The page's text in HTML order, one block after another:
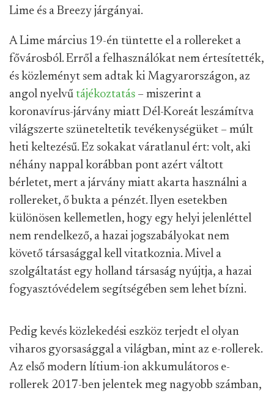
Lime és a Breezy járgányai.
A Lime március 19-én tüntette el a rollereket a
fővárosból. Erről a felhasználókat nem értesítették,
és közleményt sem adtak ki Magyarországon, az
angol nyelvű tájékoztatás – miszerint a
koronavírus-járvány miatt Dél-Koreát leszámítva
világszerte szüneteltetik tevékenységüket – múlt
heti keltezésű. Ez sokakat váratlanul ért: volt, aki
néhány nappal korábban pont azért váltott
bérletet, mert a járvány miatt akarta használni a
rollereket, ő bukta a pénzét. Ilyen esetekben
különösen kellemetlen, hogy egy helyi jelenléttel
nem rendelkező, a hazai jogszabályokat nem
követő társasággal kell vitatkoznia. Mivel a
szolgáltatást egy holland társaság nyújtja, a hazai
fogyasztóvédelem segítségében sem lehet bízni.
Pedig kevés közlekedési eszköz terjedt el olyan
viharos gyorsasággal a világban, mint az e-rollerek.
Az első modern lítium-ion akkumulátoros e-
rollerek 2017-ben jelentek meg nagyobb számban,